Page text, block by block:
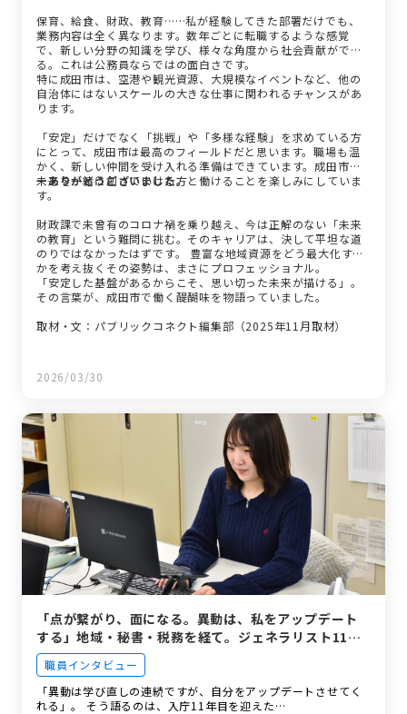
保育、給食、財政、教育……私が経験してきた部署だけでも、
業務内容は全く異なります。数年ごとに転職するような感覚
で、新しい分野の知識を学び、様々な角度から社会貢献ができ
る。これは公務員ならではの面白さです。
特に成田市は、空港や観光資源、大規模なイベントなど、他の
自治体にはないスケールの大きな仕事に関われるチャンスがあ
ります。
「安定」だけでなく「挑戦」や「多様な経験」を求めている方
にとって、成田市は最高のフィールドだと思います。職場も温
かく、新しい仲間を受け入れる準備はできています。成田市の
未来を一緒に創っていける方と働けることを楽しみにしていま
す。
ーありがとうございました。
財政課で未曾有のコロナ禍を乗り越え、今は正解のない「未来
の教育」という難問に挑む。そのキャリアは、決して平坦な道
のりではなかったはずです。 豊富な地域資源をどう最大化する
かを考え抜くその姿勢は、まさにプロフェッショナル。
「安定した基盤があるからこそ、思い切った未来が描ける」。
その言葉が、成田市で働く醍醐味を物語っていました。
取材・文：パブリックコネクト編集部（2025年11月取材）
2026/03/30
「点が繋がり、面になる。異動は、私をアップデート
する」地域・秘書・税務を経て。ジェネラリスト11年
目の等身大。
職員インタビュー
「異動は学び直しの連続ですが、自分をアップデートさせてく
れる」。 そう語るのは、入庁11年目を迎えた…